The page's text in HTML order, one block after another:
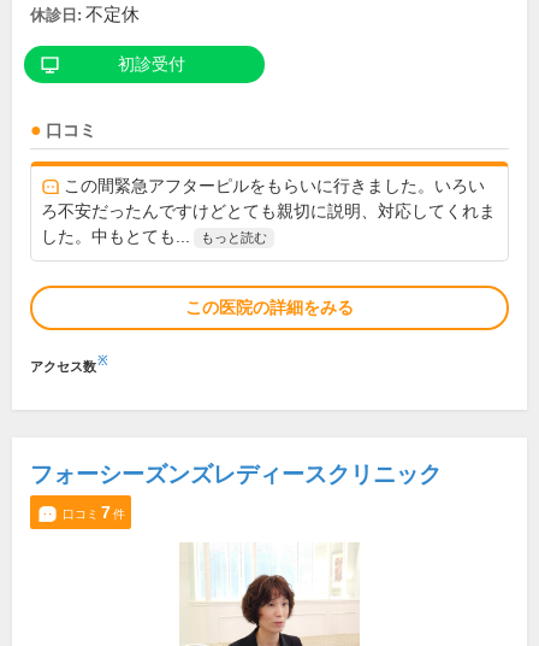
休診日: 不定休
初診受付
口コミ
この間緊急アフターピルをもらいに行きました。いろい
ろ不安だったんですけどとても親切に説明、対応してくれま
した。中もとても...
もっと読む
この医院の詳細をみる
アクセス数※
フォーシーズンズレディースクリニック
口コミ 7件